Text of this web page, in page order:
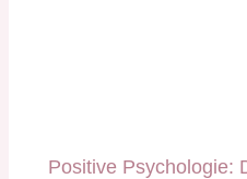
Positive Psychologie: